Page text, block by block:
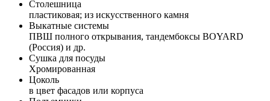
Столешница
пластиковая; из искусственного камня
Выкатные системы
ПВШ полного открывания, тандембоксы BOYARD
(Россия) и др.
Сушка для посуды
Хромированная
Цоколь
в цвет фасадов или корпуса